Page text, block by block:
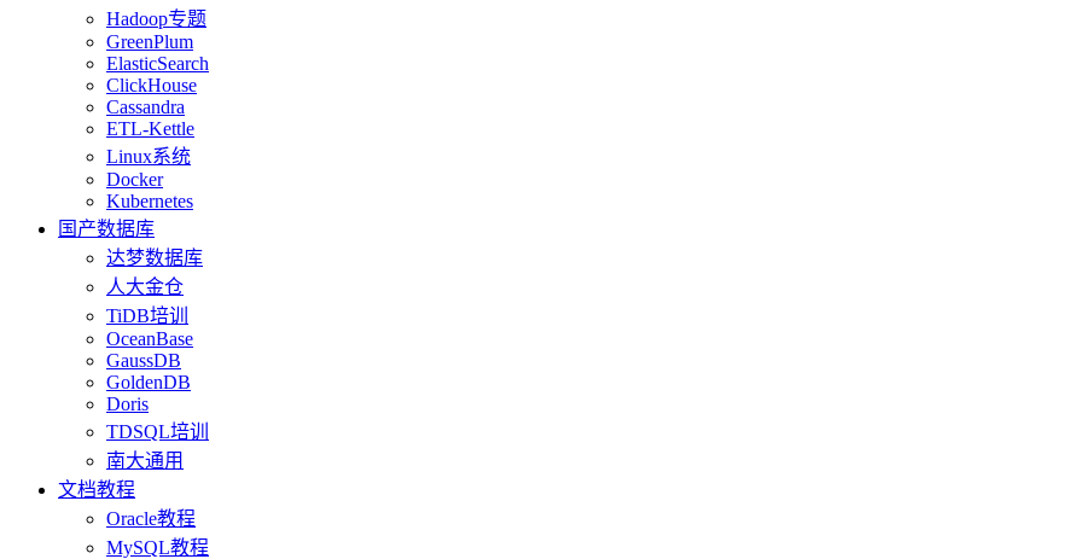
Hadoop专题
GreenPlum
ElasticSearch
ClickHouse
Cassandra
ETL-Kettle
Linux系统
Docker
Kubernetes
国产数据库
达梦数据库
人大金仓
TiDB培训
OceanBase
GaussDB
GoldenDB
Doris
TDSQL培训
南大通用
文档教程
Oracle教程
MySQL教程